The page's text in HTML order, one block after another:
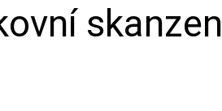
skanzen